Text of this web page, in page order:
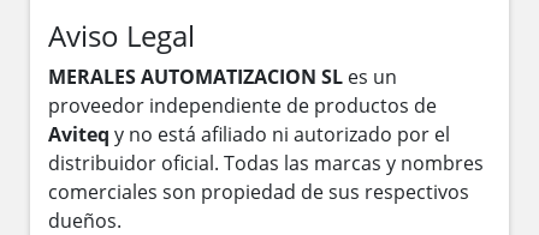
Aviso Legal
MERALES AUTOMATIZACION SL es un
proveedor independiente de productos de
Aviteq y no está afiliado ni autorizado por el
distribuidor oficial. Todas las marcas y nombres
comerciales son propiedad de sus respectivos
dueños.